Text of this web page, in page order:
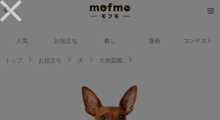
人気 お役立ち 癒し 漫画 コンテスト
トップ お役立ち 犬
犬種図鑑